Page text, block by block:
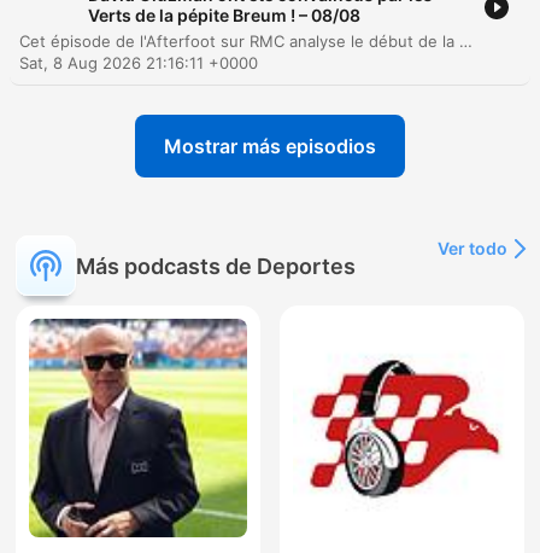
Verts de la pépite Breum ! – 08/08
Cet épisode de l'Afterfoot sur RMC analyse le début de la saison de Ligue 2, avec un focus particulier sur la victoire impressionnante de Saint-Étienne face à Sochaux. Les chroniqueurs examinent la solidité de l'effectif stéphanois et sa domination financière et structurelle dans la division. L'échange aborde également les enjeux liés au poste de gardien de but après l'ère Stéphane Ruffier, ainsi que les tensions liées à la gestion du FC Metz.
Sat, 8 Aug 2026 21:16:11 +0000
Mostrar más episodios
Más podcasts de Deportes
Ver todo